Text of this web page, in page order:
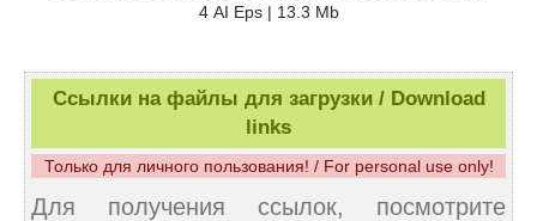
4 AI Eps | 13.3 Mb
Ссылки на файлы для загрузки / Download
links
Только для личного пользования! / For personal use only!
Для получения ссылок, посмотрите